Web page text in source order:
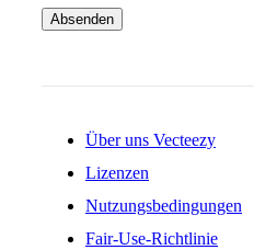
Absenden
Über uns Vecteezy
Lizenzen
Nutzungsbedingungen
Fair-Use-Richtlinie